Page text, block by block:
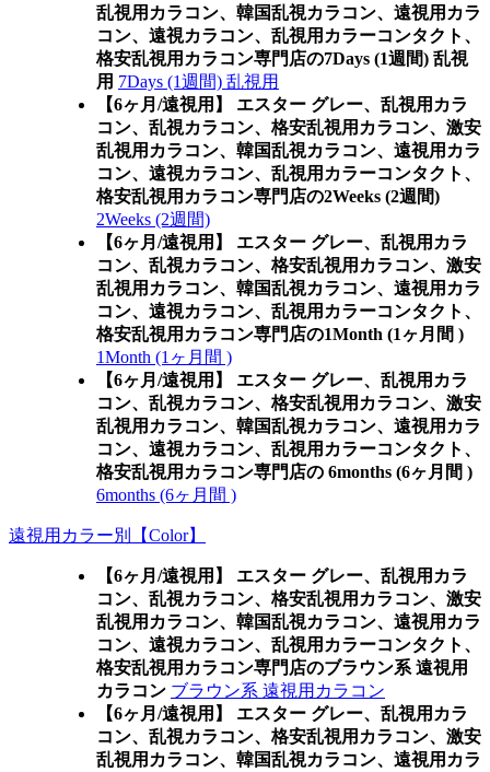
乱視用カラコン、韓国乱視カラコン、遠視用カラ
コン、遠視カラコン、乱視用カラーコンタクト、
格安乱視用カラコン専門店の7Days (1週間) 乱視
用 7Days (1週間) 乱視用
【6ヶ月/遠視用】 エスター グレー、乱視用カラ
コン、乱視カラコン、格安乱視用カラコン、激安
乱視用カラコン、韓国乱視カラコン、遠視用カラ
コン、遠視カラコン、乱視用カラーコンタクト、
格安乱視用カラコン専門店の2Weeks (2週間)
2Weeks (2週間)
【6ヶ月/遠視用】 エスター グレー、乱視用カラ
コン、乱視カラコン、格安乱視用カラコン、激安
乱視用カラコン、韓国乱視カラコン、遠視用カラ
コン、遠視カラコン、乱視用カラーコンタクト、
格安乱視用カラコン専門店の1Month (1ヶ月間 )
1Month (1ヶ月間 )
【6ヶ月/遠視用】 エスター グレー、乱視用カラ
コン、乱視カラコン、格安乱視用カラコン、激安
乱視用カラコン、韓国乱視カラコン、遠視用カラ
コン、遠視カラコン、乱視用カラーコンタクト、
格安乱視用カラコン専門店の 6months (6ヶ月間 )
6months (6ヶ月間 )
遠視用カラー別【Color】
【6ヶ月/遠視用】 エスター グレー、乱視用カラ
コン、乱視カラコン、格安乱視用カラコン、激安
乱視用カラコン、韓国乱視カラコン、遠視用カラ
コン、遠視カラコン、乱視用カラーコンタクト、
格安乱視用カラコン専門店のブラウン系 遠視用
カラコン ブラウン系 遠視用カラコン
【6ヶ月/遠視用】 エスター グレー、乱視用カラ
コン、乱視カラコン、格安乱視用カラコン、激安
乱視用カラコン、韓国乱視カラコン、遠視用カラ